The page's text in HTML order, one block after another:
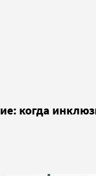
когда